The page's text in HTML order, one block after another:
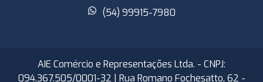
(54) 99915-7980
AIE Comércio e Representações Ltda. - CNPJ:
094.367.505/0001-32 | Rua Romano Fochesatto, 62 -